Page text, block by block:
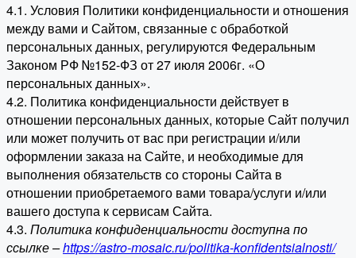
4.1. Условия Политики конфиденциальности и отношения
между вами и Сайтом, связанные с обработкой
персональных данных, регулируются Федеральным
Законом РФ №152-ФЗ от 27 июля 2006г. «О
персональных данных».
4.2. Политика конфиденциальности действует в
отношении персональных данных, которые Сайт получил
или может получить от вас при регистрации и/или
оформлении заказа на Сайте, и необходимые для
выполнения обязательств со стороны Сайта в
отношении приобретаемого вами товара/услуги и/или
вашего доступа к сервисам Сайта.
4.3. Политика конфиденциальности доступна по
ссылке –https://astro-mosaic.ru/politika-konfidentsialnosti/